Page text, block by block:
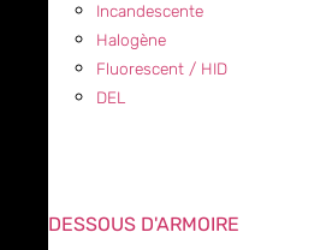
Incandescente
Halogène
Fluorescent / HID
DEL
DESSOUS D'ARMOIRE